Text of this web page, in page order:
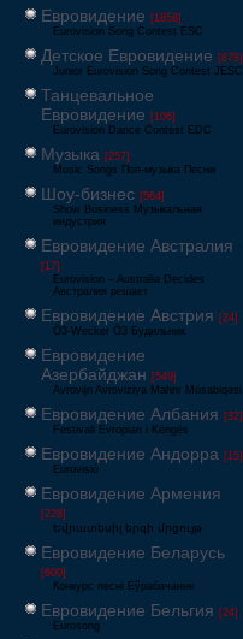
Евровидение [1858]
Eurovision Song Contest ESC
Детское Евровидение [878]
Junior Eurovision Song Contest JESC
Танцевальное
Евровидение [106]
Eurovision Dance Contest EDC
Музыка [257]
Music Songs Поп-музыка Песни
Шоу-бизнес [564]
Show Business Музыкальная
индустрия
Евровидение Австралия
[17]
Eurovision – Australia Decides
Австралия решает
Евровидение Австрия [24]
Ö3-Wecker Ö3 Будильник
Евровидение
Азербайджан [549]
Avrovijn Avroviziya Mahnı Müsabiqəsi
Евровидение Албания [32]
Festivali Evropian i Këngës
Евровидение Андорра [15]
Eurovisió
Евровидение Армения
[228]
Եվրատեսիլ երգի մրցույթ
Евровидение Беларусь
[600]
Конкурс песні Еўрабачанне
Евровидение Бельгия [24]
Eurosong